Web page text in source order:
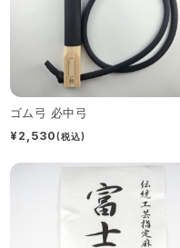
ゴム弓 必中弓
¥2,530(税込)